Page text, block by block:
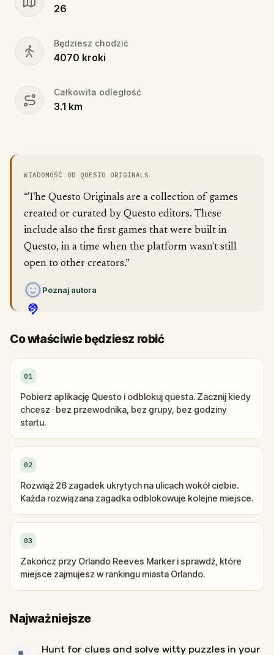
26
Będziesz chodzić
4070 kroki
Całkowita odległość
3.1 km
WIADOMOŚĆ OD QUESTO ORIGINALS
“The Questo Originals are a collection of games
created or curated by Questo editors. These
include also the first games that were built in
Questo, in a time when the platform wasn't still
open to other creators.”
Poznaj autora
Co właściwie będziesz robić
01
Pobierz aplikację Questo i odblokuj questa. Zacznij kiedy
chcesz · bez przewodnika, bez grupy, bez godziny
startu.
02
Rozwiąż 26 zagadek ukrytych na ulicach wokół ciebie.
Każda rozwiązana zagadka odblokowuje kolejne miejsce.
03
Zakończ przy Orlando Reeves Marker i sprawdź, które
miejsce zajmujesz w rankingu miasta Orlando.
Najważniejsze
Hunt for clues and solve witty puzzles in your